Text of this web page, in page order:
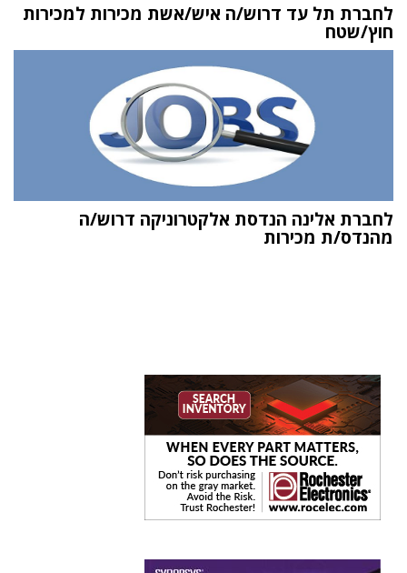
לחברת תל עד דרוש/ה איש/אשת מכירות למכירות
חוץ/שטח
לחברת אלינה הנדסת אלקטרוניקה דרוש/ה
מהנדס/ת מכירות